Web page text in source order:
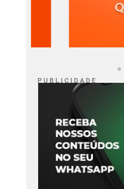
P U B L I C I D A D E